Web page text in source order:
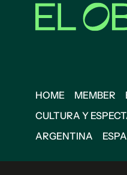
HOME MEMBER
CULTURA Y
ARGENTINA